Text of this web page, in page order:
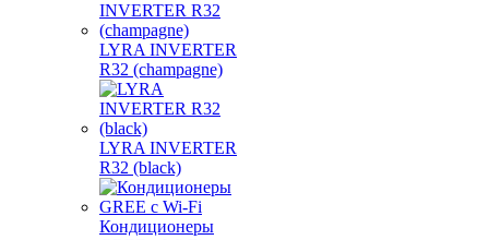
LYRA INVERTER
R32 (champagne)
LYRA INVERTER
R32 (black)
Кондиционеры